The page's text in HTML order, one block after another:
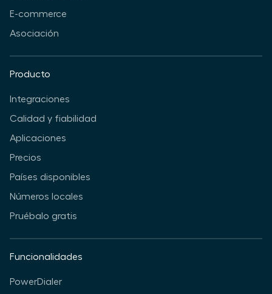
E-commerce
Asociación
Producto
Integraciones
Calidad y fiabilidad
Aplicaciones
Precios
Países disponibles
Números locales
Pruébalo gratis
Funcionalidades
PowerDialer